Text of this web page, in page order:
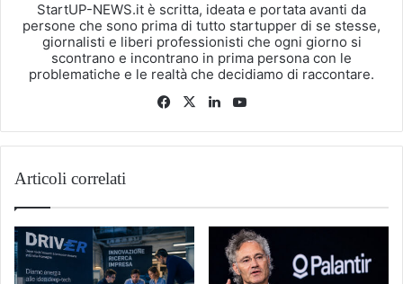
StartUP-NEWS.it è scritta, ideata e portata avanti da
persone che sono prima di tutto startupper di se stesse,
giornalisti e liberi professionisti che ogni giorno si
scontrano e incontrano in prima persona con le
problematiche e le realtà che decidiamo di raccontare.
Facebook
X LinkedIn
Articoli correlati